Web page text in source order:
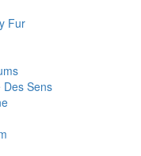
Fur
Des Sens